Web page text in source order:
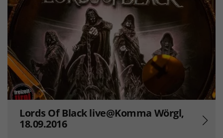
Lords Of Black live@Komma Wörgl,
18.09.2016